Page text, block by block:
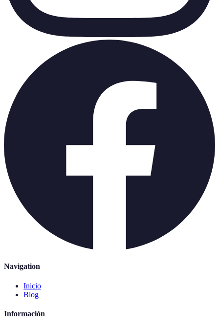
Navigation
Inicio
Blog
Información